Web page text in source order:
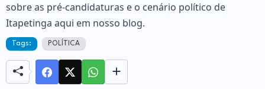
sobre as pré-candidaturas e o cenário político de
Itapetinga aqui em nosso blog.
Tags: POLÍTICA